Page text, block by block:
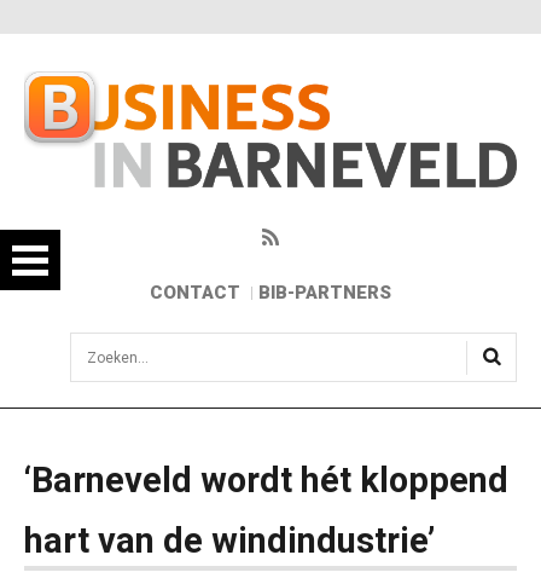
CONTACT BIB-PARTNERS
sisea.search
‘Barneveld wordt hét kloppend
hart van de windindustrie’